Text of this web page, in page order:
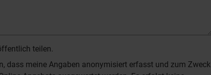
teilen.
dass meine Angaben anonymisiert erfasst und zum Zweck